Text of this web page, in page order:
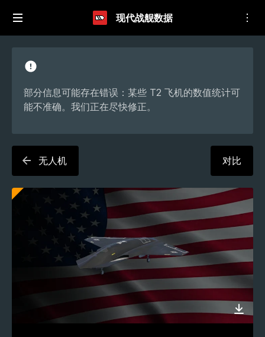
现代战舰数据
部分信息可能存在错误：某些 T2 飞机的数值统计可
能不准确。我们正在尽快修正。
无人机 对比